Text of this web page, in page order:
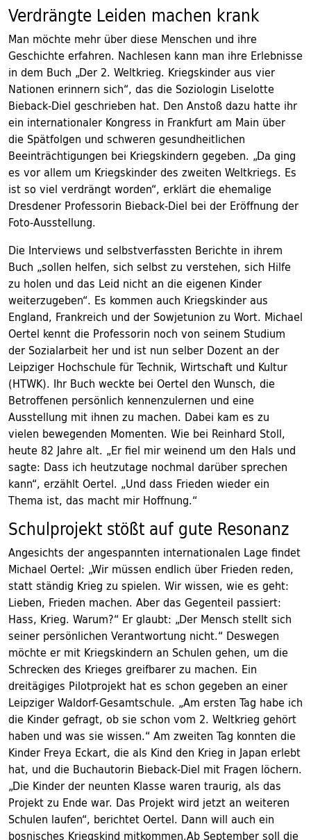
Verdrängte Leiden machen krank
Man möchte mehr über diese Menschen und ihre
Geschichte erfahren. Nachlesen kann man ihre Erlebnisse
in dem Buch „Der 2. Weltkrieg. Kriegskinder aus vier
Nationen erinnern sich“, das die Soziologin Liselotte
Bieback-Diel geschrieben hat. Den Anstoß dazu hatte ihr
ein internationaler Kongress in Frankfurt am Main über
die Spätfolgen und schweren gesundheitlichen
Beeinträchtigungen bei Kriegskindern gegeben. „Da ging
es vor allem um Kriegskinder des zweiten Weltkriegs. Es
ist so viel verdrängt worden“, erklärt die ehemalige
Dresdener Professorin Bieback-Diel bei der Eröffnung der
Foto-Ausstellung.
Die Interviews und selbstverfassten Berichte in ihrem
Buch „sollen helfen, sich selbst zu verstehen, sich Hilfe
zu holen und das Leid nicht an die eigenen Kinder
weiterzugeben“. Es kommen auch Kriegskinder aus
England, Frankreich und der Sowjetunion zu Wort. Michael
Oertel kennt die Professorin noch von seinem Studium
der Sozialarbeit her und ist nun selber Dozent an der
Leipziger Hochschule für Technik, Wirtschaft und Kultur
(HTWK). Ihr Buch weckte bei Oertel den Wunsch, die
Betroffenen persönlich kennenzulernen und eine
Ausstellung mit ihnen zu machen. Dabei kam es zu
vielen bewegenden Momenten. Wie bei Reinhard Stoll,
heute 82 Jahre alt. „Er fiel mir weinend um den Hals und
sagte: Dass ich heutzutage nochmal darüber sprechen
kann“, erzählt Oertel. „Und dass Frieden wieder ein
Thema ist, das macht mir Hoffnung.“
Schulprojekt stößt auf gute Resonanz
Angesichts der angespannten internationalen Lage findet
Michael Oertel: „Wir müssen endlich über Frieden reden,
statt ständig Krieg zu spielen. Wir wissen, wie es geht:
Lieben, Frieden machen. Aber das Gegenteil passiert:
Hass, Krieg. Warum?“ Er glaubt: „Der Mensch stellt sich
seiner persönlichen Verantwortung nicht.“ Deswegen
möchte er mit Kriegskindern an Schulen gehen, um die
Schrecken des Krieges greifbarer zu machen. Ein
dreitägiges Pilotprojekt hat es schon gegeben an einer
Leipziger Waldorf-Gesamtschule. „Am ersten Tag habe ich
die Kinder gefragt, ob sie schon vom 2. Weltkrieg gehört
haben und was sie wissen.“ Am zweiten Tag konnten die
Kinder Freya Eckart, die als Kind den Krieg in Japan erlebt
hat, und die Buchautorin Bieback-Diel mit Fragen löchern.
„Die Kinder der neunten Klasse waren traurig, als das
Projekt zu Ende war. Das Projekt wird jetzt an weiteren
Schulen laufen“, berichtet Oertel. Dann will auch ein
bosnisches Kriegskind mitkommen.Ab September soll die